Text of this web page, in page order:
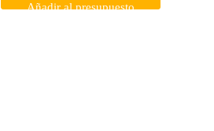
Añadir al presupuesto